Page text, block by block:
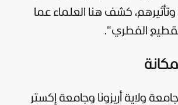
كشف هنا العلماء عما
الفطري".
ولاية أريزونا وجامعة إكستر